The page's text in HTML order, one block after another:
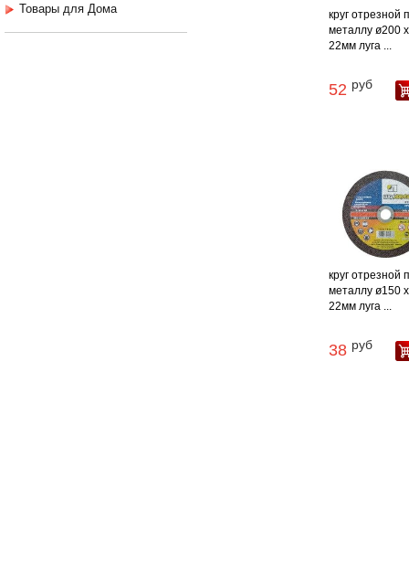
Товары для Дома
круг отрезной
металлу ø200
22мм луга ...
52 руб
круг отрезной
металлу ø150
22мм луга ...
38 руб